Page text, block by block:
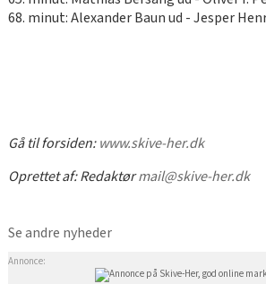
68. minut: Alexander Baun ud - Jesper
Gå til forsiden:www.skive-her.dk
Oprettet af:Redaktørmail@skive-her.dk
Se andre nyheder
Annonce: